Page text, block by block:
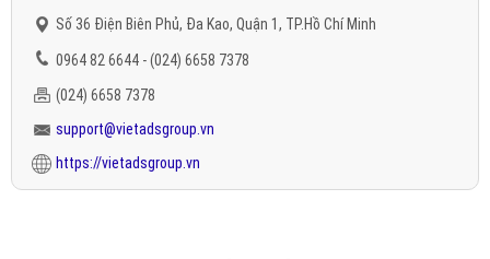
Số 36 Điện Biên Phủ, Đa Kao, Quận 1, TP.Hồ Chí Minh
0964 82 6644 - (024) 6658 7378
(024) 6658 7378
support@vietadsgroup.vn
https://vietadsgroup.vn